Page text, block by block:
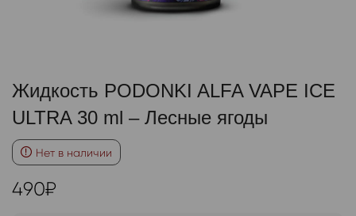
Жидкость PODONKI ALFA VAPE ICE
ULTRA 30 ml – Лесные ягоды
Нет в наличии
490₽